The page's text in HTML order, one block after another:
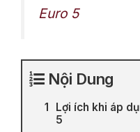
Euro 5
Nội Dung
Lợi ích khi áp
5